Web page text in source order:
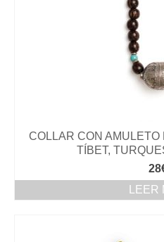
COLLAR CON AMULETO
TÍBET,
28
LEER